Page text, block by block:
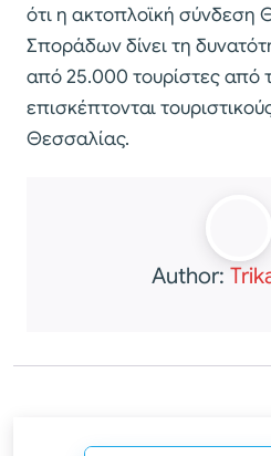
ότι η ακτοπλοϊκή σύνδεση
Σποράδων δίνει τη
από 25.000 τουρίστες από
επισκέπτονται
Θεσσαλίας.
Author: